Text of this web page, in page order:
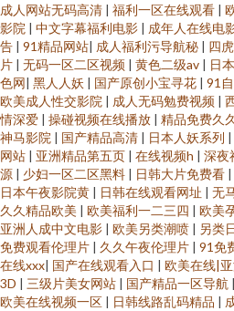
成人网站无码高清 | 福利一区在线观看 |
影院 | 中文字幕福利电影 | 成年人在线电
告 | 91精品网站| 成人福利污导航秘 | 四
片 | 无码一区二区视频 | 黄色二级av | 日
色网| 黑人人妖 | 国产原创小宝寻花 | 91
欧美成人性交影院 | 成人无码勉费视频 |
情深爱 | 操碰视频在线播放 | 精品免费久
神马影院 | 国产精品高清 | 日本人妖系列 |
网站 | 亚洲精品第五页 | 在线视频h | 深夜
源 | 少妇一区二区黑料 | 日韩大片免费看 |
日本午夜影院黄 | 日韩在线观看网址 | 无
久久精品欧美 | 欧美福利一二三四 | 欧美
亚洲人成中文电影 | 欧美另类潮喷 | 另类
免费观看伦理片 | 久久午夜伦理片 | 91免
在线xxx| 国产在线观看入口 | 欧美在线|
3D | 三级片美女网站 | 国产精品一区导航 |
欧美在线视频一区 | 日韩线路乱码精品 |